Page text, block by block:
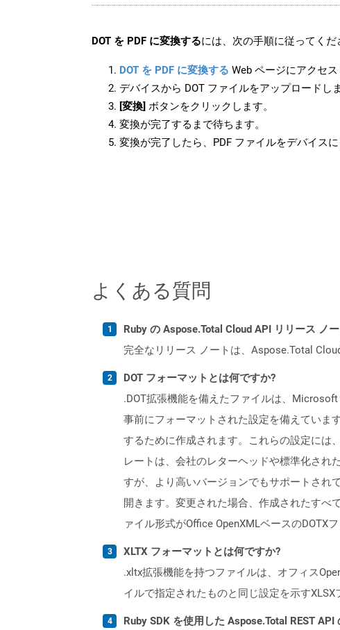
DOT を PDF に変換するには、次の手順に従ってくだ
DOT を PDF に変換する Web ページにアクセス
デバイスから DOT ファイルをアップロードしま
[変換] ボタンをクリックします。
変換が完了するまで待ちます。
変換が完了したら、PDF ファイルをデバイスに
よくある質問
Ruby の Aspose.Total Cloud API リリース ノ
完全なリリース ノートは、Aspose.Total
DOT フォーマットとは何ですか?
.DOT拡張機能を備えたファイルは、
事前にフォーマットされた設定を備えていま
するために作成されます。これらの設定には
レートは、会社のレターヘッドや標準化され
すが、より高いバージョンでもサポートされ
開きます。変更された場合、作成されたすべ
ァイル形式がOffice OpenXMLベースのDOTX
XLTX フォーマットとは何ですか?
.xltx拡張機能を持つファイルは、オフィス
イルで指定されたものと同じ設定を示す
Ruby SDK を使用した Aspose.Total REST